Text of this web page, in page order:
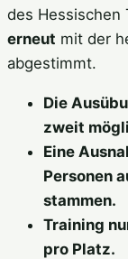
des Hessischen
erneut mit der
abgestimmt.
Die
zweit
Eine
Personen
stammen.
Training
pro Platz.